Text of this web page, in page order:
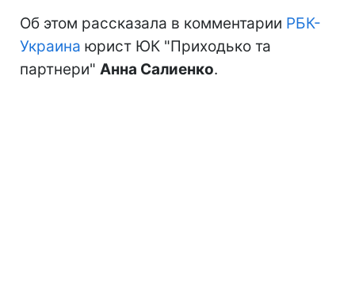
Об этом рассказала в комментарии РБК-
Украина юрист ЮК "Приходько та
партнери" Анна Салиенко.